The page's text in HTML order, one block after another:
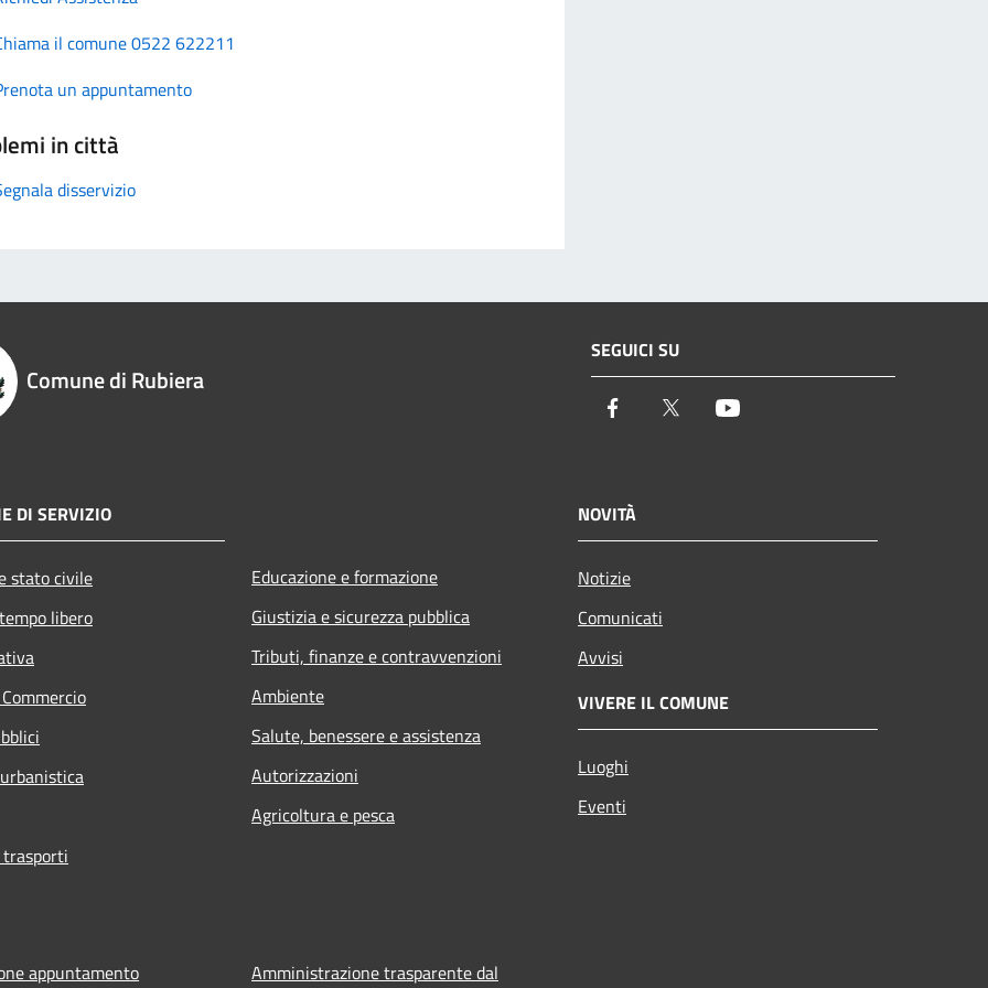
il comune 0522 622211
un appuntamento
in città
disservizio
Comune di Rubiera
SEGUICI SU
Facebook Twitter
DI SERVIZIO
stato civile
libero
Educazione e formazione
Giustizia e sicurezza pubblica
Tributi, finanze e contravvenzioni
Ambiente
Salute, benessere e assistenza
Autorizzazioni
Agricoltura e pesca
NOVITÀ
Notizie
Comunicati
Avvisi
VIVERE IL COMUNE
Luoghi
Eventi
appuntamento Amministrazione trasparente dal